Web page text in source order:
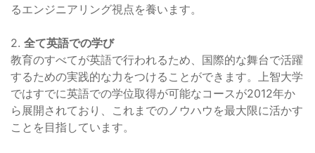
るエンジニアリング視点を養います。
2. 全て英語での学び
教育のすべてが英語で行われるため、国際的な舞台で活躍
するための実践的な力をつけることができます。上智大学
ではすでに英語での学位取得が可能なコースが2012年か
ら展開されており、これまでのノウハウを最大限に活かす
ことを目指しています。